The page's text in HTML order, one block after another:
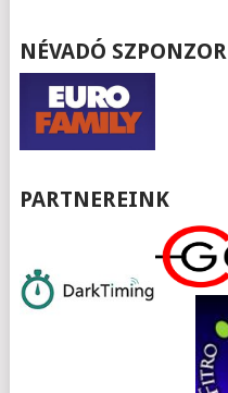
NÉVADÓ SZPONZOR
PARTNEREINK